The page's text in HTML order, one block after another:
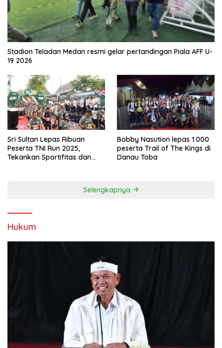
Stadion Teladan Medan resmi gelar pertandingan Piala AFF U-
19 2026
Sri Sultan Lepas Ribuan
Peserta TNI Run 2025,
Tekankan Sportifitas dan
Bobby Nasution lepas 1.000
peserta Trail of The Kings di
Danau Toba
Selengkapnya
Hukum